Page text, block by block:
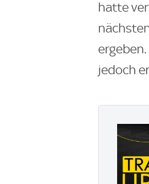
hatte
jedoch